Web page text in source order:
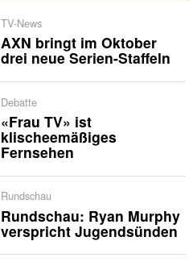
TV-News
AXN bringt im Oktober
drei neue Serien-Staffeln
Debatte
«Frau TV» ist
klischeemäßiges
Fernsehen
Rundschau
Rundschau: Ryan Murphy
verspricht Jugendsünden